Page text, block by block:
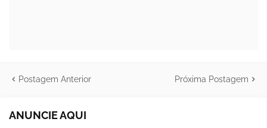
Postagem Anterior Próxima Postagem
ANUNCIE AQUI